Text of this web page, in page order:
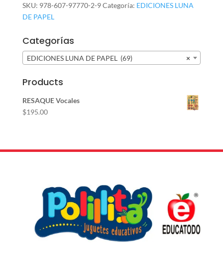
SKU: 978-607-97770-2-9Categoría: EDICIONES LUNA
DE PAPEL
Categorías
×
EDICIONES LUNA DE PAPEL (69)
Products
RESAQUE Vocales
$195.00